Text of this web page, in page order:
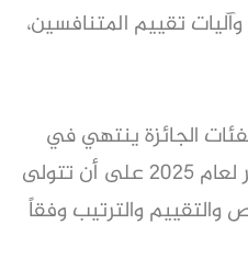
تقييم المتنافسين،
الجائزة ينتهي في
الخامس عشر من شهر يناير لعام 2025 على أن تتولى
والتقييم والترتيب وفقاً